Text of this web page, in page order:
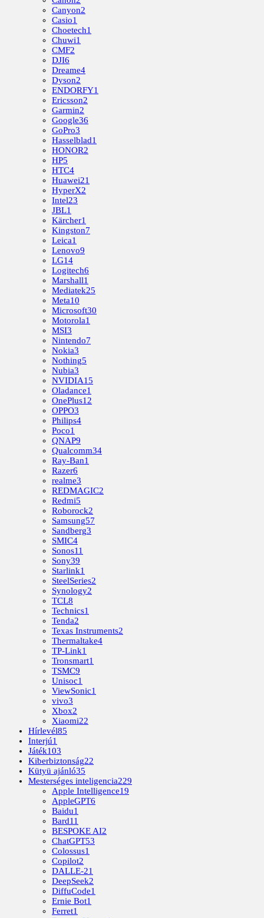
Canyon2
Casio1
Choetech1
Chuwi1
CMF2
DJI6
Dreame4
Dyson2
ENDORFY1
Ericsson2
Garmin2
Google36
GoPro3
Hasselblad1
HONOR2
HP5
HTC4
Huawei21
HyperX2
Intel23
JBL1
Kärcher1
Kingston7
Leica1
Lenovo9
LG14
Logitech6
Marshall1
Mediatek25
Meta10
Microsoft30
Motorola1
MSI3
Nintendo7
Nokia3
Nothing5
Nubia3
NVIDIA15
Oladance1
OnePlus12
OPPO3
Philips4
Poco1
QNAP9
Qualcomm34
Ray-Ban1
Razer6
realme3
REDMAGIC2
Redmi5
Roborock2
Samsung57
Sandberg3
SMIC4
Sonos11
Sony39
Starlink1
SteelSeries2
Synology2
TCL8
Technics1
Tenda2
Texas Instruments2
Thermaltake4
TP-Link1
Tronsmart1
TSMC9
Unisoc1
ViewSonic1
vivo3
Xbox2
Xiaomi22
Hírlevél85
Interjú1
Játék103
Kiberbiztonság22
Kütyü ajánló35
Mesterséges inteligencia229
Apple Intelligence19
AppleGPT6
Baidu1
Bard11
BESPOKE AI2
ChatGPT53
Colossus1
Copilot2
DALLE-21
DeepSeek2
DiffuCode1
Ernie Bot1
Ferret1